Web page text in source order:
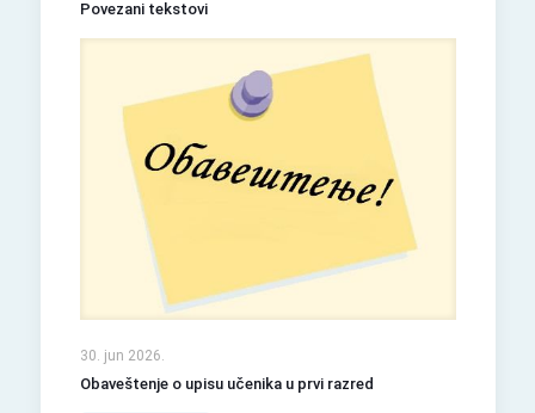
Povezani tekstovi
30. jun 2026.
Obaveštenje o upisu učenika u prvi razred